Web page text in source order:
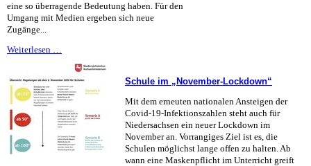
eine so überragende Bedeutung haben. Für den
Umgang mit Medien ergeben sich neue
Zugänge...
Weiterlesen …
WhatsApp
&
Co.
-
was
geht
Schule
das
Schule im „November-Lockdown“
Mit dem erneuten nationalen Ansteigen der
Covid-19-Infektionszahlen steht auch für
Niedersachsen ein neuer Lockdown im
November an. Vorrangiges Ziel ist es, die
Schulen möglichst lange offen zu halten. Ab
wann eine Maskenpflicht im Unterricht greift